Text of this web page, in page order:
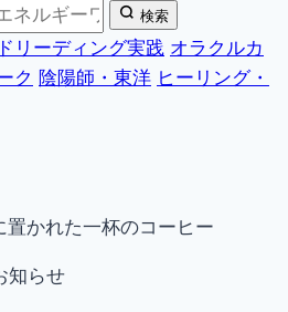
検索
リーディング実践 オラクルカ
ク 陰陽師・東洋 ヒーリング・
知らせ